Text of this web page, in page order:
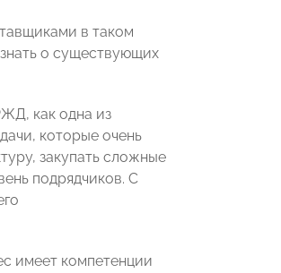
в таком
о существующих
как одна из
которые очень
закупать сложные
подрядчиков. С
имеет компетенции